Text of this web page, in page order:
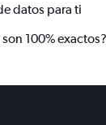
datos para ti
100% exactos?